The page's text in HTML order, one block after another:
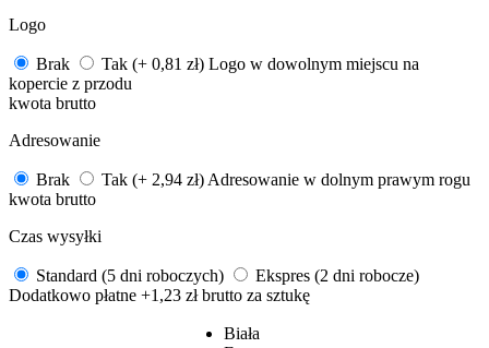
Logo
Brak Tak (+ 0,81 zł) Logo w dowolnym miejscu na
kopercie z przodu
kwota brutto
Adresowanie
Brak Tak (+ 2,94 zł) Adresowanie w dolnym prawym rogu
kwota brutto
Czas wysyłki
Standard (5 dni roboczych)
Ekspres (2 dni robocze)
Dodatkowo płatne +1,23 zł brutto za sztukę
Biała